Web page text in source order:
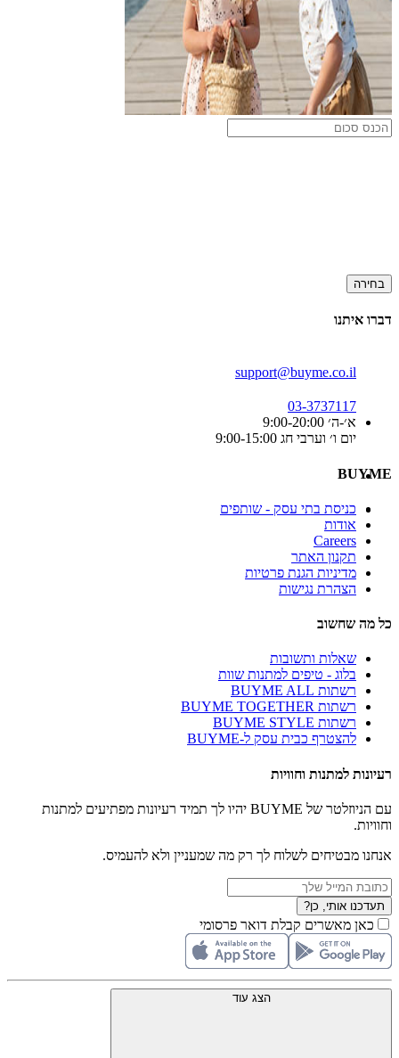
בחירה
דברו איתנו
support@buyme.co.il
03-3737117
א׳-ה׳ 9:00-20:00
יום ו׳ וערבי חג 9:00-15:00
BUYME
כניסת בתי עסק - שותפים
אודות
Careers
תקנון האתר
מדיניות הגנת פרטיות
הצהרת נגישות
כל מה שחשוב
שאלות ותשובות
בלוג - טיפים למתנות שוות
רשתות BUYME ALL
רשתות BUYME TOGETHER
רשתות BUYME STYLE
להצטרף כבית עסק ל-BUYME
רעיונות למתנות וחוויות
עם הניוזלטר של BUYME יהיו לך תמיד רעיונות מפתיעים למתנות
וחוויות.
אנחנו מבטיחים לשלוח לך רק מה שמעניין ולא להעמיס.
תעדכנו אותי, כן?
כאן מאשרים קבלת דואר פרסומי
הצג עוד